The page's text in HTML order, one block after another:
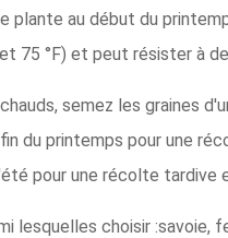
plante au début du
75 °F) et peut résister à
semez les graines
du printemps pour une
pour une récolte tardive
lesquelles choisir :savoie,